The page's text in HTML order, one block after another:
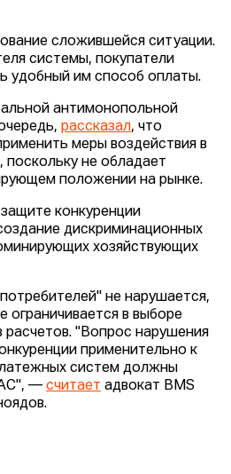
сложившейся ситуации.
системы, покупатели
удобный им способ оплаты.
антимонопольной
рассказал, что
меры воздействия в
не обладает
положении на рынке.
конкуренции
дискриминационных
хозяйствующих
не нарушается,
ограничивается в выборе
"Вопрос нарушения
применительно к
систем должны
— считает адвокат BMS